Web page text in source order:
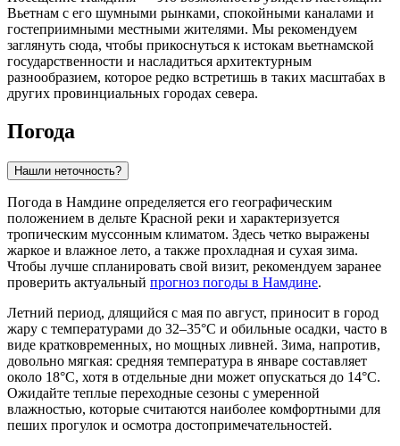
Вьетнам с его шумными рынками, спокойными каналами и
гостеприимными местными жителями. Мы рекомендуем
заглянуть сюда, чтобы прикоснуться к истокам вьетнамской
государственности и насладиться архитектурным
разнообразием, которое редко встретишь в таких масштабах в
других провинциальных городах севера.
Погода
Нашли неточность?
Погода в Намдине определяется его географическим
положением в дельте Красной реки и характеризуется
тропическим муссонным климатом. Здесь четко выражены
жаркое и влажное лето, а также прохладная и сухая зима.
Чтобы лучше спланировать свой визит, рекомендуем заранее
проверить актуальный прогноз погоды в Намдине.
Летний период, длящийся с мая по август, приносит в город
жару с температурами до 32–35°C и обильные осадки, часто в
виде кратковременных, но мощных ливней. Зима, напротив,
довольно мягкая: средняя температура в январе составляет
около 18°C, хотя в отдельные дни может опускаться до 14°C.
Ожидайте теплые переходные сезоны с умеренной
влажностью, которые считаются наиболее комфортными для
пеших прогулок и осмотра достопримечательностей.